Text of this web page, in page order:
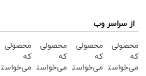
از سراسر وب
محصولی
که
می‌خواستی
محصولی
که
می‌خواستی
محصولی
که
می‌خواستی
محصولی
که
می‌خواستی